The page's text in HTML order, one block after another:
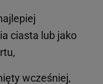
ciasta lub jako
wcześniej,